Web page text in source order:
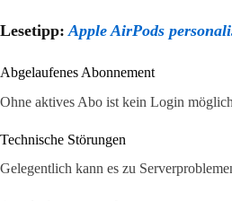
Lesetipp: Apple AirPods
Abgelaufenes Abonnement
Ohne aktives Abo ist kein Login
Technische Störungen
Gelegentlich kann es zu